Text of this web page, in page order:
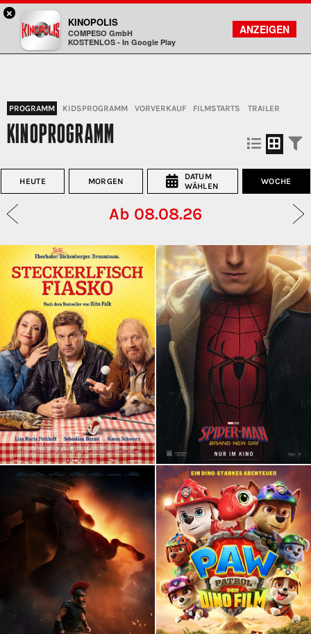
Kinopolis
FILMSUCHE
KONTO
PROGRAMM KIDSPROGRAMM VORVERKAUF FILMSTARTS TRAILER
KINOPROGRAMM
HEUTE MORGEN
DATUM
WÄHLEN
WOCHE
Ab 08.08.26
×
KINOPOLIS
COMPESO GmbH
KOSTENLOS - In Google Play
ANZEIGEN